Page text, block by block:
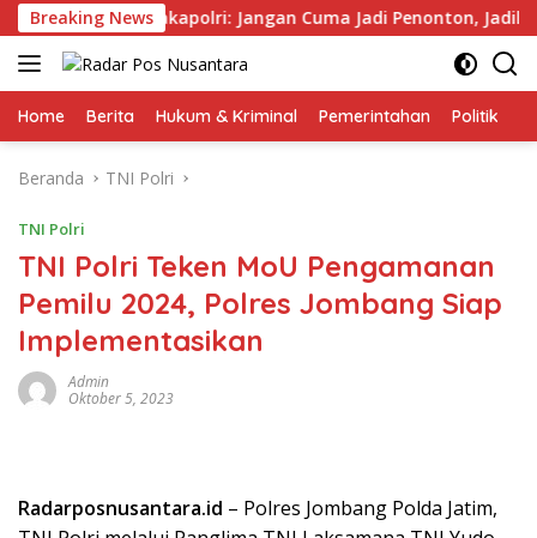
Langsung
ke
konten
Breaking News
2026, Wakapolri: Jangan Cuma Jadi Penonton, Jadilah
Home Berita Hukum & Kriminal Pemerintahan Politik
Beranda TNI Polri
TNI Polri
TNI Polri Teken MoU Pengamanan
Pemilu 2024, Polres Jombang Siap
Implementasikan
Admin
Oktober 5, 2023
Radarposnusantara.id – Polres Jombang Polda Jatim,